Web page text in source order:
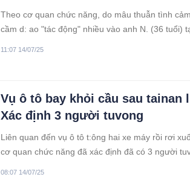
Theo cơ quan chức năng, do mâu thuẫn tình
cầm d: ao "tác động" nhiều vào anh N. (36 tuổi)
11:07 14/07/25
Vụ ô tô bay khỏi cầu sau tainan
Xác định 3 người tuvong
Liên quan đến vụ ô tô t:ông hai xe máy rồi rơi
cơ quan chức năng đã xác định đã có 3 người
08:07 14/07/25